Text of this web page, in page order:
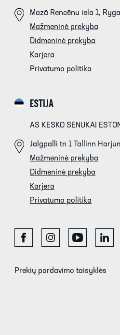
Mazā Rencēnu iela 1,
Mažmeninė prekyba
Didmeninė prekyba
Karjera
Privatumo politika
ESTIJA
AS KESKO SENUKAI
Jalgpalli tn 1 Tallinn
Mažmeninė prekyba
Didmeninė prekyba
Karjera
Privatumo politika
Prekių pardavimo taisyklės